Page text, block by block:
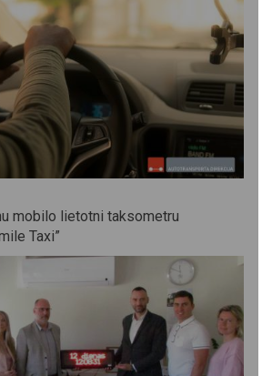
mobilo lietotni taksometru
Taxi”